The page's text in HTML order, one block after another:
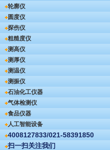
轮廓仪
圆度仪
探伤仪
粗糙度仪
测高仪
测厚仪
测温仪
测振仪
石油化工仪器
气体检测仪
食品仪器
人工智能设备
4008127833/021-58391850
扫一扫关注我们